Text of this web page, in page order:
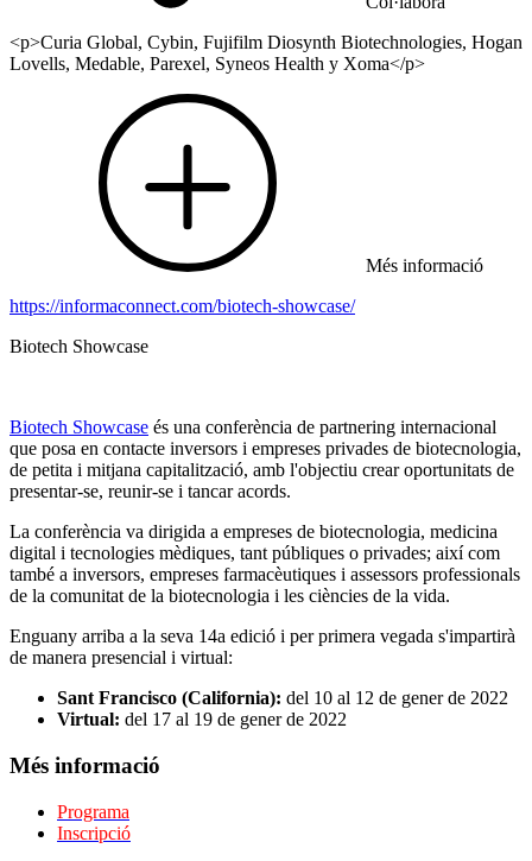
<p>Curia Global, Cybin, Fujifilm Diosynth Biotechnologies, Hogan
Lovells, Medable, Parexel, Syneos Health y Xoma</p>
Més informació
https://informaconnect.com/biotech-showcase/
Biotech Showcase
Biotech Showcase és una conferència de partnering internacional
que posa en contacte inversors i empreses privades de biotecnologia,
de petita i mitjana capitalització, amb l'objectiu crear oportunitats de
presentar-se, reunir-se i tancar acords.
La conferència va dirigida a empreses de biotecnologia, medicina
digital i tecnologies mèdiques, tant públiques o privades; així com
també a inversors, empreses farmacèutiques i assessors professionals
de la comunitat de la biotecnologia i les ciències de la vida.
Enguany arriba a la seva 14a edició i per primera vegada s'impartirà
de manera presencial i virtual:
Sant Francisco (California): del 10 al 12 de gener de 2022
Virtual: del 17 al 19 de gener de 2022
Més informació
Programa
Inscripció